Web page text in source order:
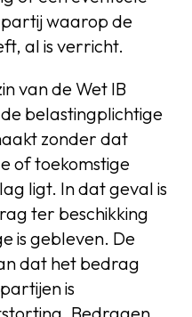
waarop de
al is verricht.
van de Wet IB
belastingplichtige
zonder dat
of toekomstige
ligt. In dat geval is
ter beschikking
is gebleven. De
dat het bedrag
is